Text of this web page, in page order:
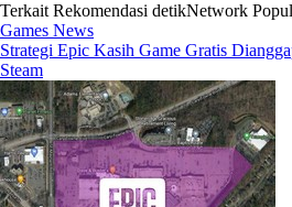
Terkait Rekomendasi detikNetwork
Games News
Strategi Epic Kasih Game Gratis
Steam